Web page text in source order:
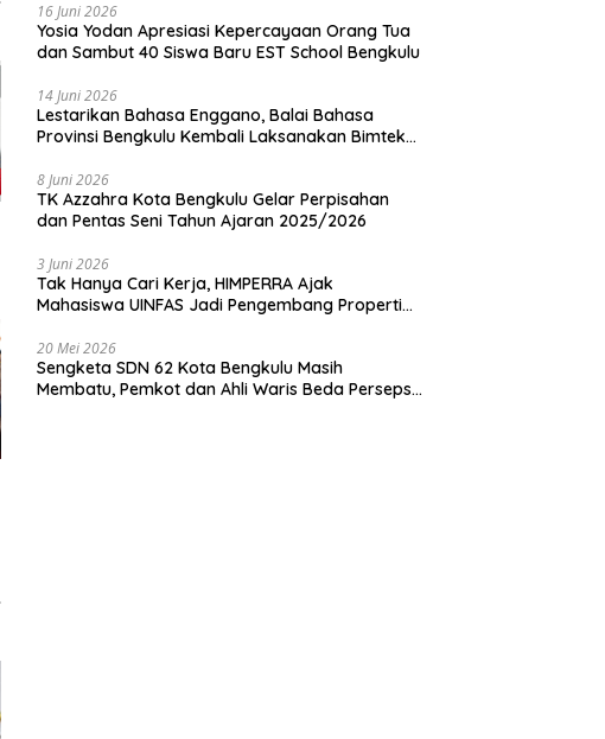
16 Juni 2026
‎Yosia Yodan Apresiasi Kepercayaan Orang Tua
dan Sambut 40 Siswa Baru EST School Bengkulu
14 Juni 2026
Lestarikan Bahasa Enggano, Balai Bahasa
Provinsi Bengkulu Kembali Laksanakan Bimtek
8 Juni 2026
TK Azzahra Kota Bengkulu Gelar Perpisahan
dan Pentas Seni Tahun Ajaran 2025/2026
3 Juni 2026
Tak Hanya Cari Kerja, HIMPERRA Ajak
Mahasiswa UINFAS Jadi Pengembang Properti
20 Mei 2026
Sengketa SDN 62 Kota Bengkulu Masih
Membatu, Pemkot dan Ahli Waris Beda Persepsi